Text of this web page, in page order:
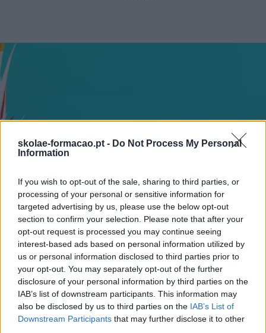
skolae-formacao.pt - Do Not Process My Personal
Information
If you wish to opt-out of the sale, sharing to third parties, or
processing of your personal or sensitive information for
targeted advertising by us, please use the below opt-out
section to confirm your selection. Please note that after your
opt-out request is processed you may continue seeing
interest-based ads based on personal information utilized by
us or personal information disclosed to third parties prior to
your opt-out. You may separately opt-out of the further
disclosure of your personal information by third parties on the
IAB’s list of downstream participants. This information may
also be disclosed by us to third parties on the IAB’s List of
Downstream Participants that may further disclose it to other
Formações ajustadas ao
seu negócio
FORMAÇÕES À
MEDIDA
Provocamos e aceleramos processos de mudança com a
implementação e desenvolvimento de soluções
pragmáticas orientadas para os resultados
SABER MAIS